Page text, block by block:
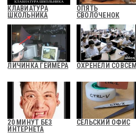
КЛАВИАТУРА
ШКОЛЬНИКА
ОПЯТЬ
СВОЛОЧЕНОК
ЛИЧИНКА ГЕЙМЕРА ОХРЕНЕЛИ СОВСЕМ
20 МИНУТ БЕЗ
ИНТЕРНЕТА
СЕЛЬСКИЙ ОФИС